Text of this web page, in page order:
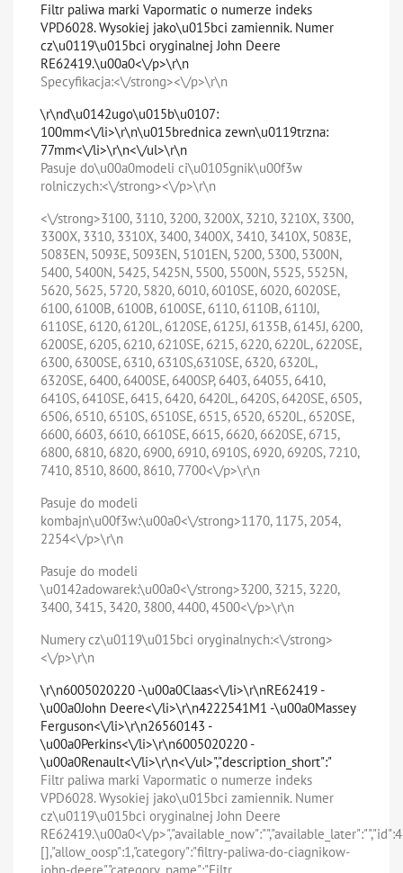
Filtr paliwa marki Vapormatic o numerze indeks
VPD6028. Wysokiej jako\u015bci zamiennik. Numer
cz\u0119\u015bci oryginalnej John Deere
RE62419.\u00a0<\/p>\r\n
Specyfikacja:<\/strong><\/p>\r\n
\r\nd\u0142ugo\u015b\u0107:
100mm<\/li>\r\n\u015brednica zewn\u0119trzna:
77mm<\/li>\r\n<\/ul>\r\n
Pasuje do\u00a0modeli ci\u0105gnik\u00f3w
rolniczych:<\/strong><\/p>\r\n
<\/strong>3100, 3110, 3200, 3200X, 3210, 3210X, 3300,
3300X, 3310, 3310X, 3400, 3400X, 3410, 3410X, 5083E,
5083EN, 5093E, 5093EN, 5101EN, 5200, 5300, 5300N,
5400, 5400N, 5425, 5425N, 5500, 5500N, 5525, 5525N,
5620, 5625, 5720, 5820, 6010, 6010SE, 6020, 6020SE,
6100, 6100B, 6100B, 6100SE, 6110, 6110B, 6110J,
6110SE, 6120, 6120L, 6120SE, 6125J, 6135B, 6145J, 6200,
6200SE, 6205, 6210, 6210SE, 6215, 6220, 6220L, 6220SE,
6300, 6300SE, 6310, 6310S,6310SE, 6320, 6320L,
6320SE, 6400, 6400SE, 6400SP, 6403, 64055, 6410,
6410S, 6410SE, 6415, 6420, 6420L, 6420S, 6420SE, 6505,
6506, 6510, 6510S, 6510SE, 6515, 6520, 6520L, 6520SE,
6600, 6603, 6610, 6610SE, 6615, 6620, 6620SE, 6715,
6800, 6810, 6820, 6900, 6910, 6910S, 6920, 6920S, 7210,
7410, 8510, 8600, 8610, 7700<\/p>\r\n
Pasuje do modeli
kombajn\u00f3w:\u00a0<\/strong>1170, 1175, 2054,
2254<\/p>\r\n
Pasuje do modeli
\u0142adowarek:\u00a0<\/strong>3200, 3215, 3220,
3400, 3415, 3420, 3800, 4400, 4500<\/p>\r\n
Numery cz\u0119\u015bci oryginalnych:<\/strong>
<\/p>\r\n
\r\n6005020220 -\u00a0Claas<\/li>\r\nRE62419 -
\u00a0John Deere<\/li>\r\n4222541M1 -\u00a0Massey
Ferguson<\/li>\r\n26560143 -
\u00a0Perkins<\/li>\r\n6005020220 -
\u00a0Renault<\/li>\r\n<\/ul>","description_short":"
Filtr paliwa marki Vapormatic o numerze indeks
VPD6028. Wysokiej jako\u015bci zamiennik. Numer
cz\u0119\u015bci oryginalnej John Deere
RE62419.\u00a0<\/
[],"allow_oosp":1,"category":"filtry-paliwa-do-ciagnikow-